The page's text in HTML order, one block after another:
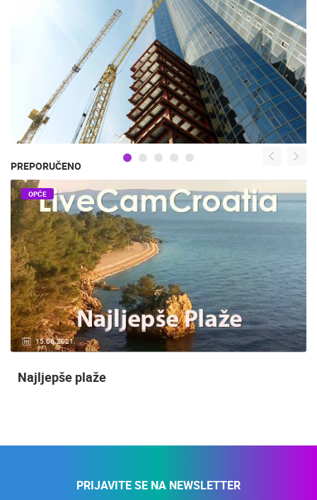
PREPORUČENO
15.06.2021.
OPĆE
Najljepše plaže
PRIJAVITE SE NA NEWSLETTER